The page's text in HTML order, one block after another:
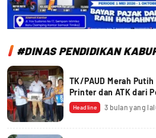
#DINAS PENDIDIKAN
TK/PAUD Merah
Printer dan ATK dari
Headline 3 bulan yang